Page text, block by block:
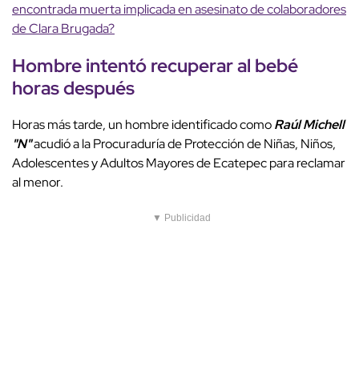
encontrada muerta implicada en asesinato de colaboradores
de Clara Brugada?
Hombre intentó recuperar al bebé
horas después
Horas más tarde, un hombre identificado comoRaúl Michell
"N"acudió a la Procuraduría de Protección de Niñas, Niños,
Adolescentes y Adultos Mayores de Ecatepec para reclamar
al menor.
▼ Publicidad